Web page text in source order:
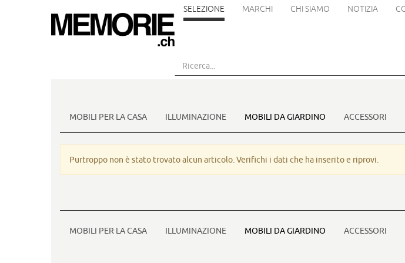
SELEZIONE MARCHI CHI SIAMO NOTIZIA
MOBILI PER LA CASA ILLUMINAZIONE MOBILI DA GIARDINO ACCESSORI
Purtroppo non è stato trovato alcun articolo. Verifichi i dati che ha inserito e riprovi.
MOBILI PER LA CASA ILLUMINAZIONE MOBILI DA GIARDINO ACCESSORI